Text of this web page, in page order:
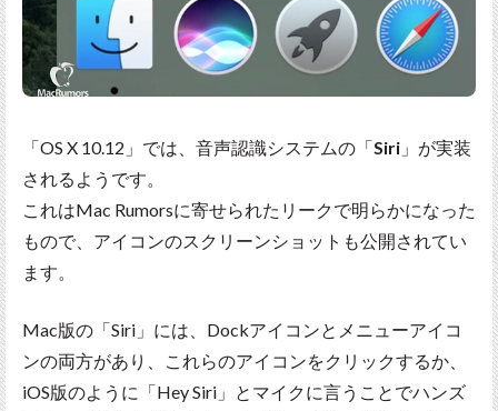
「OS X 10.12」では、音声認識システムの「Siri 」が実装
されるようです。
これはMac Rumorsに寄せられたリークで明らかになった
もので、アイコンのスクリーンショットも公開されてい
ます。
Mac版の「Siri」には、Dockアイコンとメニューアイコ
ンの両方があり、これらのアイコンをクリックするか、
iOS版のように「Hey Siri」とマイクに言うことでハンズ